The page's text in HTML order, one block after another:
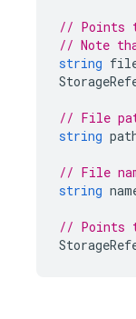
// Points
// Note
string
// File
string
// File
string
// Points